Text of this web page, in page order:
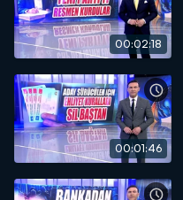
00:02:18
00:01:46